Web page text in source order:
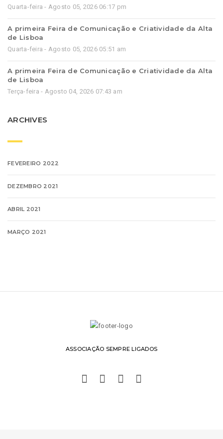
Quarta-feira - Agosto 05, 2026 06:17 pm
A primeira Feira de Comunicação e Criatividade da Alta
de Lisboa
Quarta-feira - Agosto 05, 2026 05:51 am
A primeira Feira de Comunicação e Criatividade da Alta
de Lisboa
Terça-feira - Agosto 04, 2026 07:43 am
ARCHIVES
FEVEREIRO 2022
DEZEMBRO 2021
ABRIL 2021
MARÇO 2021
ASSOCIAÇÃO SEMPRE LIGADOS